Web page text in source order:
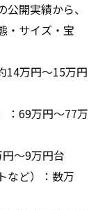
開実績から、
・サイズ・宝
14万円〜15万円
：69万円〜77万
〜9万円台
など）：数万